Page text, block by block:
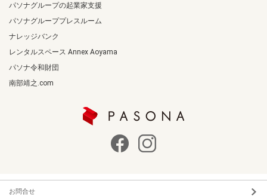
パソナグループの起業家支援
パソナグループプレスルーム
ナレッジバンク
レンタルスペース Annex Aoyama
パソナ令和財団
南部靖之.com
お問合せ